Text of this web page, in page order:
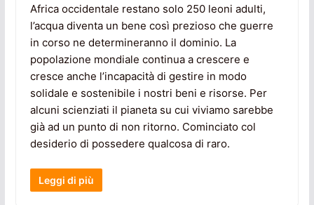
Africa occidentale restano solo 250 leoni adulti,
l’acqua diventa un bene così prezioso che guerre
in corso ne determineranno il dominio. La
popolazione mondiale continua a crescere e
cresce anche l’incapacità di gestire in modo
solidale e sostenibile i nostri beni e risorse. Per
alcuni scienziati il pianeta su cui viviamo sarebbe
già ad un punto di non ritorno. Cominciato col
desiderio di possedere qualcosa di raro.
Leggi di più